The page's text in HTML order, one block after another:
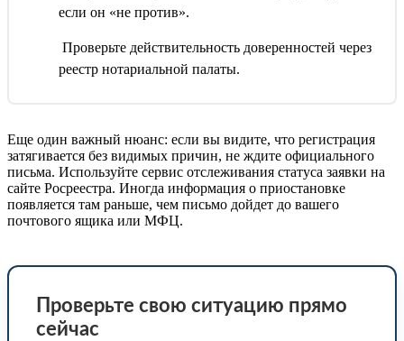
если он «не против».
Проверьте действительность доверенностей через
реестр нотариальной палаты.
Еще один важный нюанс: если вы видите, что регистрация
затягивается без видимых причин, не ждите официального
письма. Используйте сервис отслеживания статуса заявки на
сайте Росреестра. Иногда информация о приостановке
появляется там раньше, чем письмо дойдет до вашего
почтового ящика или МФЦ.
Проверьте свою ситуацию прямо
сейчас